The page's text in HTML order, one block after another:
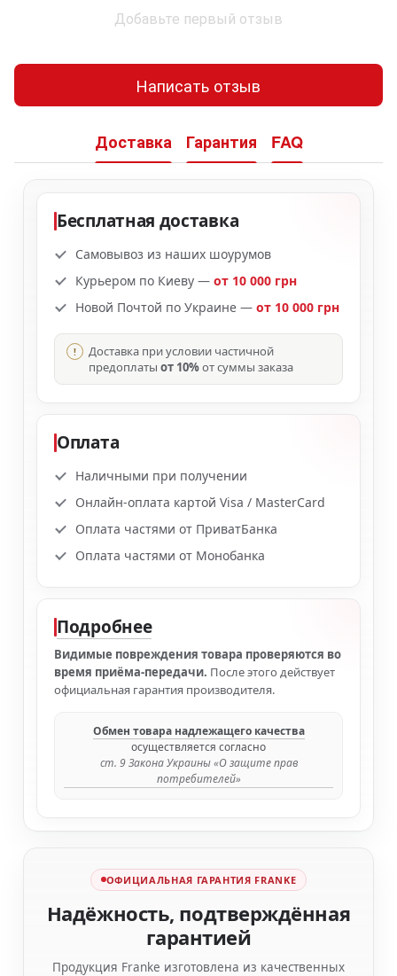
Добавьте первый отзыв
Написать отзыв
Доставка Гарантия FAQ
Бесплатная доставка
Самовывоз из наших шоурумов
Курьером по Киеву — от 10 000 грн
Новой Почтой по Украине — от 10 000 грн
Доставка при условии частичной
предоплаты от 10%от суммы заказа
Оплата
Наличными при получении
Онлайн-оплата картой Visa / MasterCard
Оплата частями от ПриватБанка
Оплата частями от Монобанка
Подробнее
Видимые повреждения товара проверяются во
время приёма-передачи. После этого действует
официальная гарантия производителя.
Обмен товара надлежащего качества
осуществляется согласно
ст. 9 Закона Украины «О защите прав
потребителей»
ОФИЦИАЛЬНАЯ ГАРАНТИЯ FRANKE
Надёжность, подтверждённая
гарантией
Продукция Franke изготовлена из качественных